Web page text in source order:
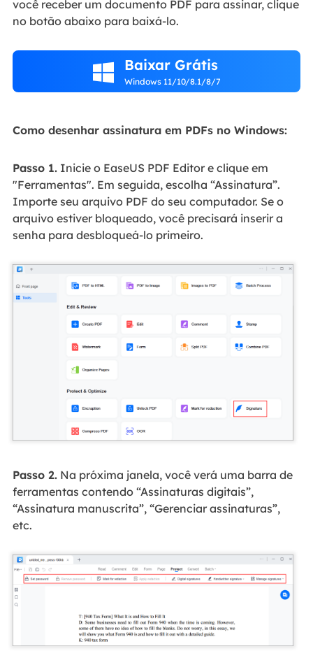
você receber um documento PDF para assinar, clique
no botão abaixo para baixá-lo.
 Baixar Grátis
Windows 11/10/8.1/8/7
Como desenhar assinatura em PDFs no Windows:
Passo 1.Inicie o EaseUS PDF Editor e clique em
"Ferramentas". Em seguida, escolha “Assinatura”.
Importe seu arquivo PDF do seu computador. Se o
arquivo estiver bloqueado, você precisará inserir a
senha para desbloqueá-lo primeiro.
Passo 2.Na próxima janela, você verá uma barra de
ferramentas contendo “Assinaturas digitais”,
“Assinatura manuscrita”, “Gerenciar assinaturas”,
etc.